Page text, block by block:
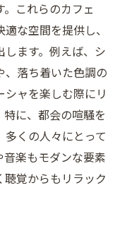
これらのカフェ
な空間を提供し、
ます。例えば、シ
、落ち着いた色調の
ャを楽しむ際にリ
に、都会の喧騒を
くの人々にとって
楽もモダンな要素
覚からもリラック